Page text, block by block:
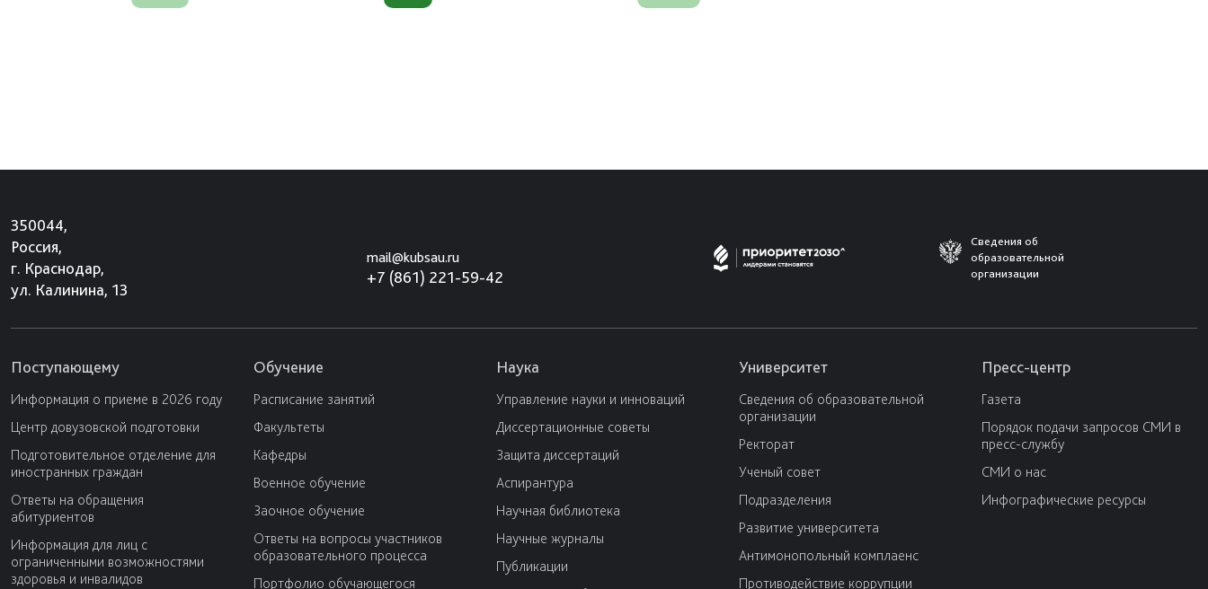
350044,
Россия,
г. Краснодар,
ул. Калинина, 13
mail@kubsau.ru
+7 (861) 221-59-42
Сведения об
образовательной
организации
Поступающему
Информация о приеме в 2026 году
Центр довузовской подготовки
Подготовительное отделение для
иностранных граждан
Ответы на обращения
абитуриентов
Информация для лиц с
ограниченными возможностями
здоровья и инвалидов
Обучение
Расписание занятий
Факультеты
Кафедры
Военное обучение
Заочное обучение
Ответы на вопросы участников
образовательного процесса
Портфолио обучающегося
Наука
Управление науки и инноваций
Диссертационные советы
Защита диссертаций
Аспирантура
Научная библиотека
Научные журналы
Публикации
Университет
Сведения об образовательной
организации
Ректорат
Ученый совет
Подразделения
Развитие университета
Антимонопольный комплаенс
Противодействие коррупции
Пресс-центр
Газета
Порядок подачи запросов СМИ в
пресс-службу
СМИ о нас
Инфографические ресурсы